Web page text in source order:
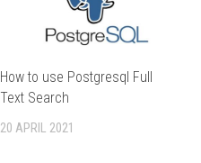
How to use Postgresql Full
Text Search
20 APRIL 2021